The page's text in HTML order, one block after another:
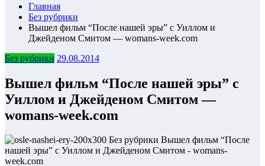
Главная
Без рубрики
Вышел фильм “После нашей эры” с Уиллом и
Джейденом Смитом — womans-week.com
Без рубрики 29.08.2014
Вышел фильм “После нашей эры” с
Уиллом и Джейденом Смитом —
womans-week.com